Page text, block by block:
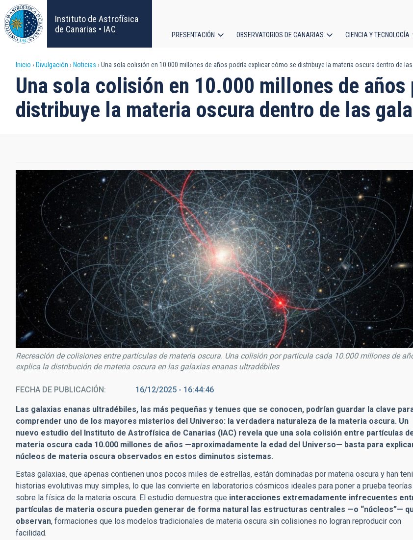
Pasar
al
contenido
principal
Instituto de Astrofísica
de Canarias • IAC
principal
PRESENTACIÓN OBSERVATORIOS DE CANARIAS CIENCIA Y TECNOLOGÍA
Sobrescribir
enlaces
de
a
la
navegación
Inicio Divulgación Noticias Una sola colisión en 10.000 millones de años podría explicar cómo se distribuye la materia oscura dentro de
Una sola colisión en 10.000 millones de
distribuye la materia oscura dentro de las
Recreación de colisiones entre partículas de materia oscura. Una colisión por partícula cada 10.000 millones de
explica la distribución de materia oscura en las galaxias enanas ultradébiles
FECHA DE PUBLICACIÓN 16/12/2025 - 16:44:46
Las galaxias enanas ultradébiles, las más pequeñas y tenues que se conocen, podrían guardar la clave
comprender uno de los mayores misterios del Universo: la verdadera naturaleza de la materia oscura. Un
nuevo estudio del Instituto de Astrofísica de Canarias (IAC) revela que una sola colisión entre partículas
materia oscura cada 10.000 millones de años —aproximadamente la edad del Universo— basta para
núcleos de materia oscura observados en estos diminutos sistemas.
Estas galaxias, que apenas contienen unos pocos miles de estrellas, están dominadas por materia oscura y han
historias evolutivas muy simples, lo que las convierte en laboratorios cósmicos ideales para poner a prueba teorías
sobre la física de la materia oscura. El estudio demuestra que interacciones extremadamente infrecuentes
partículas de materia oscura pueden generar de forma natural las estructuras centrales —o “núcleos”—
observan, formaciones que los modelos tradicionales de materia oscura sin colisiones no logran reproducir con
facilidad.